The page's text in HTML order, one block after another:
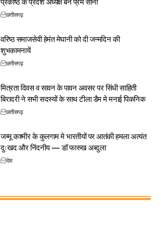
छत्तीसगढ़
वरिष्ठ समाजसेवी हेमंत मेघानी को दी जन्मदिन की
शुभकामनायें
छत्तीसगढ़
मित्रता दिवस व सावन के पावन अवसर पर सिंधी साहिती
बिरादरी ने सभी सदस्यों के साथ टीला डैम मे मनाई पिकनिक
छत्तीसगढ़
जम्मू कश्मीर के कुलगाम मे भारतीयों पर आतंकी हमला अत्यंत
दुःखद और निंदनीय — डॉ फारुख अब्दुला
देश